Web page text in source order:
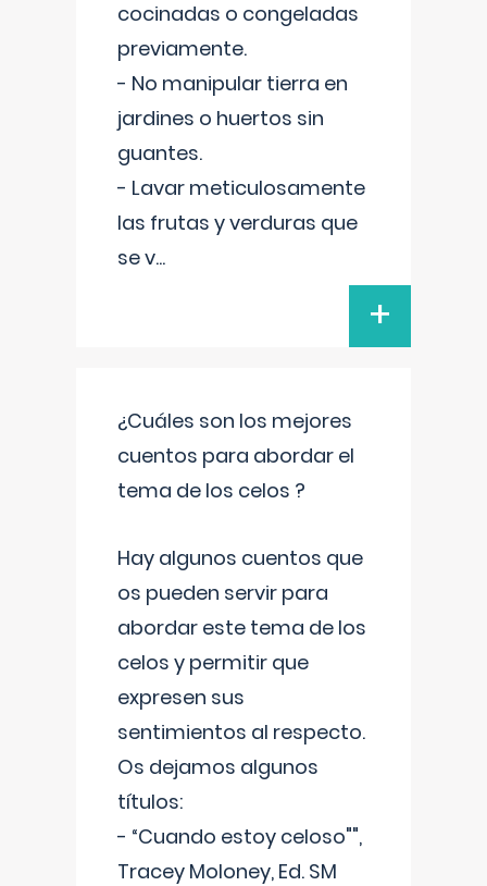
cocinadas o congeladas
previamente.
- No manipular tierra en
jardines o huertos sin
guantes.
- Lavar meticulosamente
las frutas y verduras que
se v...
+
¿Cuáles son los mejores
cuentos para abordar el
tema de los celos ?
Hay algunos cuentos que
os pueden servir para
abordar este tema de los
celos y permitir que
expresen sus
sentimientos al respecto.
Os dejamos algunos
títulos:
- “Cuando estoy celoso"",
Tracey Moloney, Ed. SM